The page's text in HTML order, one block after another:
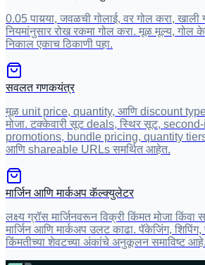
0.05 पायर्‍या, जवळची गोलाई, वर गोल करा,
नियमांनुसार रोख रकमा गोल करा. मूळ मूल्य,
निकाल एकाच ठिकाणी पहा.
सवलत गणकयंत्र
मूळ unit price, quantity, आणि discount type
मोजा. टक्केवारी सूट deals, स्थिर सूट,
promotions, bundle pricing, quantity
आणि shareable URLs समर्थित आहेत.
मार्जिन आणि मार्कअप कॅल्क्युलेटर
लक्ष्य ग्रॉस मार्जिनवरून विक्री किंमत मोजा किंवा
मार्जिन आणि मार्कअप उलट काढा. पॅकेजिंग,
किंमतीच्या शेवटच्या अंकांचे अनुकूलन समाविष्ट आहे.